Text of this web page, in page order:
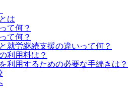
は
て何？
て何？
就労継続支援の違いって何？
利用料は？
利用するための必要な手続きは？